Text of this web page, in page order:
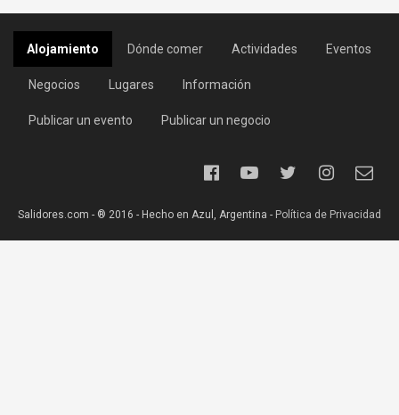
Alojamiento Dónde comer Actividades Eventos
Negocios Lugares Información
Publicar un evento Publicar un negocio
Salidores.com - ® 2016 - Hecho en Azul, Argentina - Política de Privacidad